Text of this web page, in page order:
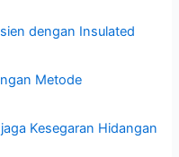
dengan Insulated
Metode
Kesegaran Hidangan